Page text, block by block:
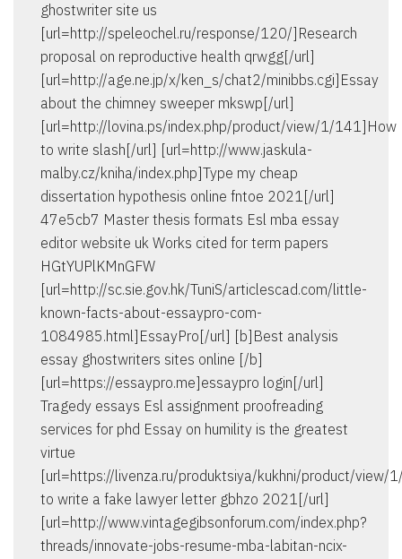
ghostwriter site us
[url=http://speleochel.ru/response/120/]Research
proposal on reproductive health qrwgg[/url]
[url=http://age.ne.jp/x/ken_s/chat2/minibbs.cgi]Essay
about the chimney sweeper mkswp[/url]
[url=http://lovina.ps/index.php/product/view/1/141]How
to write slash[/url] [url=http://www.jaskula-
malby.cz/kniha/index.php]Type my cheap
dissertation hypothesis online fntoe 2021[/url]
47e5cb7 Master thesis formats Esl mba essay
editor website uk Works cited for term papers
HGtYUPlKMnGFW
[url=http://sc.sie.gov.hk/TuniS/articlescad.com/little-
known-facts-about-essaypro-com-
1084985.html]EssayPro[/url] [b]Best analysis
essay ghostwriters sites online [/b]
[url=https://essaypro.me]essaypro login[/url]
Tragedy essays Esl assignment proofreading
services for phd Essay on humility is the greatest
virtue
[url=https://livenza.ru/produktsiya/kukhni/product/view/
to write a fake lawyer letter gbhzo 2021[/url]
[url=http://www.vintagegibsonforum.com/index.php?
threads/innovate-jobs-resume-mba-labitan-ncix-